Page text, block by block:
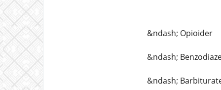
&ndash; Opioider
&ndash;
&ndash;